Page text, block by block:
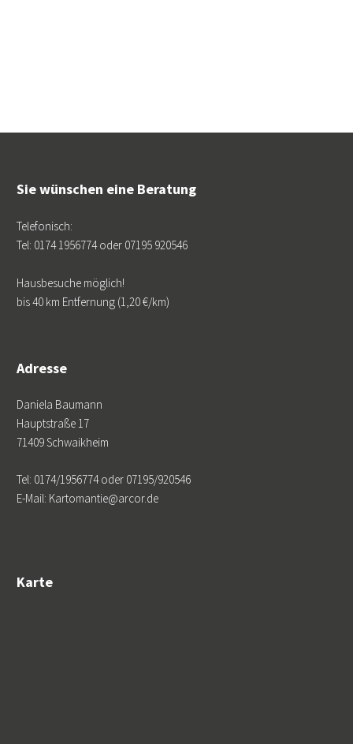
Sie wünschen eine Beratung
Telefonisch:
Tel: 0174 1956774 oder 07195 920546
Hausbesuche möglich!
bis 40 km Entfernung (1,20 €/km)
Adresse
Daniela Baumann
Hauptstraße 17
71409 Schwaikheim
Tel: 0174/1956774 oder 07195/920546
E-Mail: Kartomantie@arcor.de
Karte